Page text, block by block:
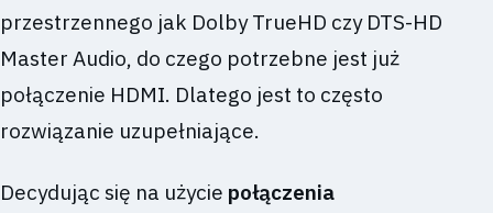
przestrzennego jak Dolby TrueHD czy DTS-HD
Master Audio, do czego potrzebne jest już
połączenie HDMI. Dlatego jest to często
rozwiązanie uzupełniające.
Decydując się na użycie połączenia